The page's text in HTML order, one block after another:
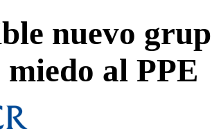
nuevo
miedo al PPE